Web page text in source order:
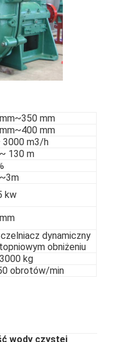
mm
mm
3000 m3/h
130 m
kw
dynamiczny
obniżeniu
kg
obrotów/min
wody czystej